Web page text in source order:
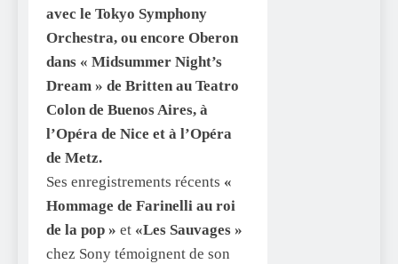
avec le Tokyo Symphony
Orchestra, ou encore Oberon
dans « Midsummer Night’s
Dream » de Britten au Teatro
Colon de Buenos Aires, à
l’Opéra de Nice et à l’Opéra
de Metz.
Ses enregistrements récents «
Hommage de Farinelli au roi
de la pop » et «Les Sauvages »
chez Sony témoignent de son